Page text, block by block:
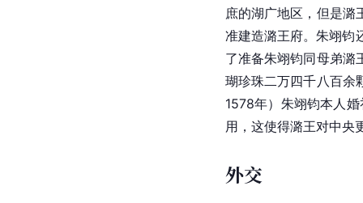
庶的湖广地区，但是潞
准建造潞王府。朱翊钧
了准备朱翊钧同母弟潞
瑚珍珠二万四千八百余
1578年）朱翊钧本人
用，这使得潞王对中央
外交